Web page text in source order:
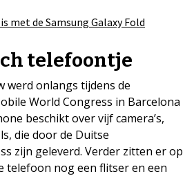
met de Samsung Galaxy Fold
telefoontje
werd onlangs tijdens de
World Congress in Barcelona
beschikt over vijf camera’s,
die door de Duitse
zijn geleverd. Verder zitten er op
telefoon nog een flitser en een